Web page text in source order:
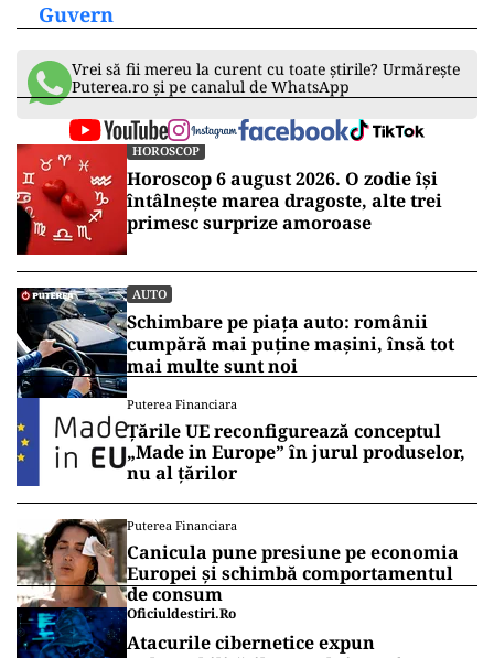
Guvern
Vrei să fii mereu la curent cu toate știrile? Urmărește
Puterea.ro și pe canalul de WhatsApp
HOROSCOP
Horoscop 6 august 2026. O zodie își
întâlnește marea dragoste, alte trei
primesc surprize amoroase
AUTO
Schimbare pe piața auto: românii
cumpără mai puține mașini, însă tot
mai multe sunt noi
Puterea Financiara
Țările UE reconfigurează conceptul
„Made in Europe” în jurul produselor,
nu al țărilor
Puterea Financiara
Canicula pune presiune pe economia
Europei și schimbă comportamentul
de consum
Oficiuldestiri.ro
Atacurile cibernetice expun